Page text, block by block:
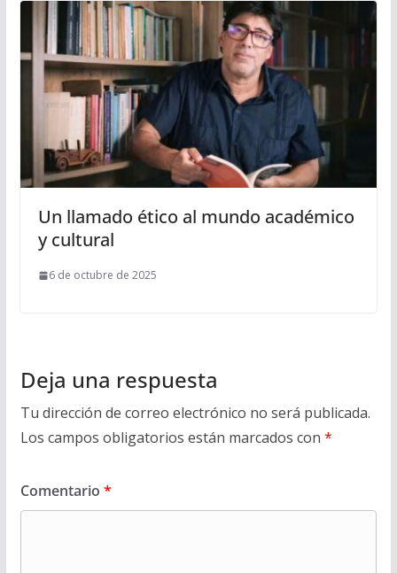
Un llamado ético al mundo académico
y cultural
6 de octubre de 2025
Deja una respuesta
Tu dirección de correo electrónico no será publicada.
Los campos obligatorios están marcados con *
Comentario *